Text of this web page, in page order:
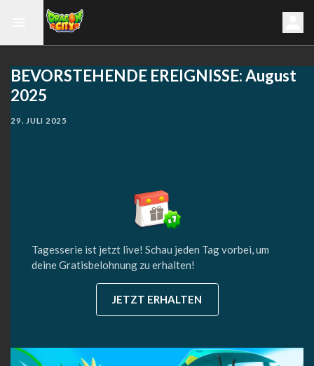
BEVORSTEHENDE EREIGNISSE: August
2025
29. JULI 2025
Tagesserie ist jetzt live! Schau jeden Tag vorbei, um
deine Gratisbelohnung zu erhalten!
JETZT ERHALTEN